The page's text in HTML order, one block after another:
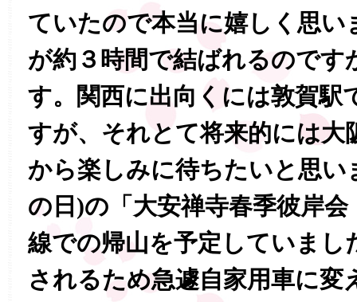
ていたので本当に嬉しく思い
が約３時間で結ばれるのです
す。関西に出向くには敦賀駅
すが、それとて将来的には大
から楽しみに待ちたいと思い
の日)の「大安禅寺春季彼岸
線での帰山を予定していまし
されるため急遽自家用車に変